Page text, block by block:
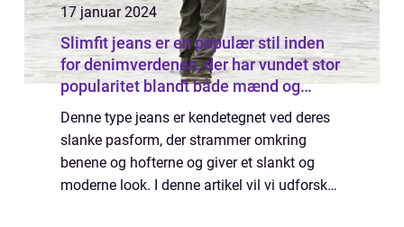
17 januar 2024
Slimfit jeans er en populær stil inden
for denimverdenen, der har vundet stor
popularitet blandt både mænd og
kvinder
Denne type jeans er kendetegnet ved deres
slanke pasform, der strammer omkring
benene og hofterne og giver et slankt og
moderne look. I denne artikel vil vi udforske